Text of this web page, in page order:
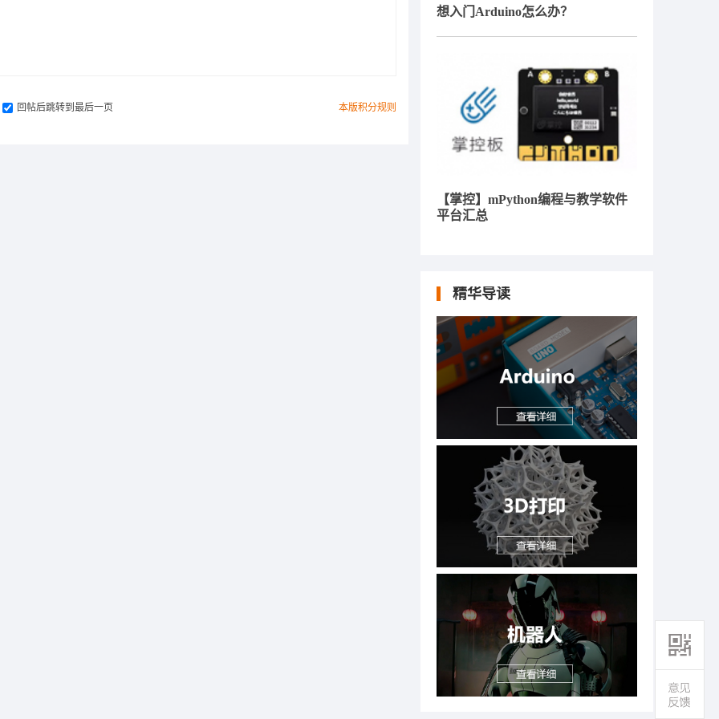
本版积分规则
回帖后跳转到最后一页
想入门Arduino怎么办？
【掌控】mPython编程与教学软件
平台汇总
精华导读